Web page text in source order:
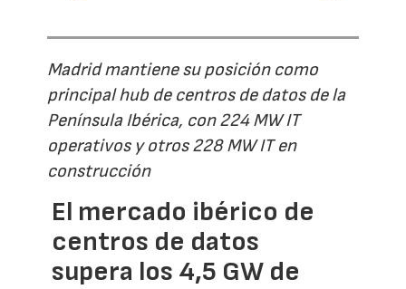
Madrid mantiene su posición como
principal hub de centros de datos de la
Península Ibérica, con 224 MW IT
operativos y otros 228 MW IT en
construcción
El mercado ibérico de
centros de datos
supera los 4,5 GW de